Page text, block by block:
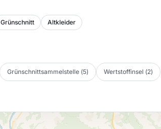
Grünschnitt Altkleider
Grünschnittsammelstelle (5) Wertstoffinsel (2)